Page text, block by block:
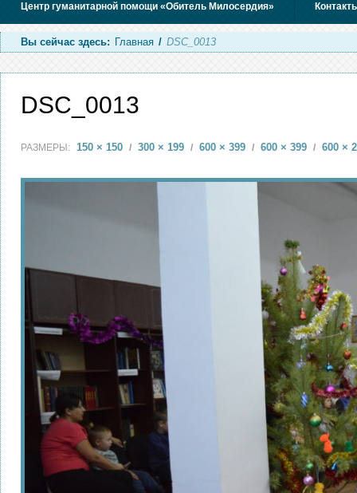
Центр гуманитарной помощи «Обитель Милосердия»
Вы сейчас здесь: Главная / DSC_0013
DSC_0013
РАЗМЕРЫ: 150 × 150 / 300 × 199 / 600 × 399 / 600 × 399 / 600 ×